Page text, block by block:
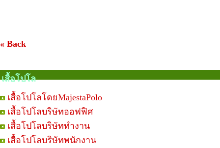
« Back
เสื้อโปโล
เสื้อโปโลโดยMajestaPolo
เสื้อโปโลบริษัทออฟฟิศ
เสื้อโปโลบริษัททำงาน
เสื้อโปโลบริษัทพนักงาน